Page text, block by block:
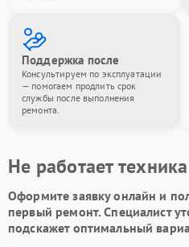
Поддержка после
Консультируем по эксплуатации
— помогаем продлить срок
службы после выполнения
ремонта.
Не работает
Оформите заявку онлайн и
первый ремонт. Специалист
подскажет оптимальный